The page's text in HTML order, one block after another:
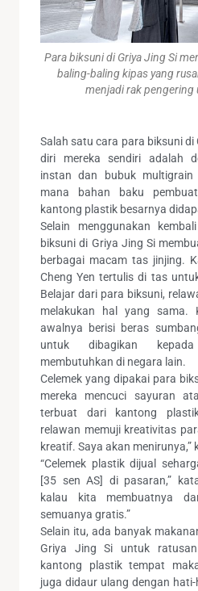
Para biksuni di Griya Jing Si
baling-baling kipas yang
menjadi rak pengering
Salah satu cara para biksuni di
diri mereka sendiri adalah
instan dan bubuk
mana bahan baku
kantong plastik besarnya
Selain menggunakan
biksuni di Griya Jing Si
berbagai macam tas jinjing.
Cheng Yen tertulis di tas
Belajar dari para biksuni,
melakukan hal yang sama.
awalnya berisi beras
untuk dibagikan
membutuhkan di negara lain.
Celemek yang dipakai para
mereka mencuci sayuran
terbuat dari kantong
relawan memuji kreativitas
kreatif. Saya akan menirunya,”
“Celemek plastik dijual
[35 sen AS] di pasaran,”
kalau kita membuatnya
semuanya gratis.”
Selain itu, ada banyak
Griya Jing Si untuk
kantong plastik tempat
juga didaur ulang dengan